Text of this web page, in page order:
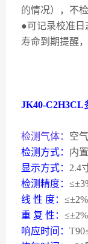
的情况），不
●可记录校准日
寿命到期提醒
JK40-C2H3CL
检测气体： 空
检测方式： 内
显示方式： 2.4
检测精度： ≤±
线 性 度： ≤±2%
重 复 性： ≤±2%
响应时间： T90